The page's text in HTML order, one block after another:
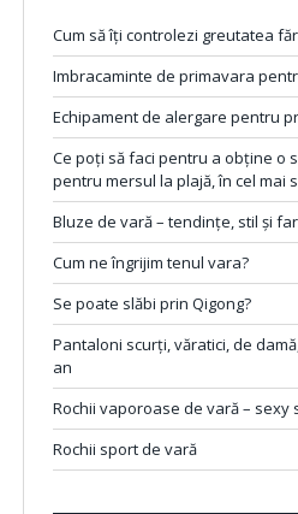
Cum să îți controlezi greutatea
Imbracaminte de primavara
Echipament de alergare pentru
Ce poți să faci pentru a obține o
pentru mersul la plajă, în cel mai
Bluze de vară – tendințe, stil și
Cum ne îngrijim tenul vara?
Se poate slăbi prin Qigong?
Pantaloni scurți, văratici, de
an
Rochii vaporoase de vară – sexy
Rochii sport de vară